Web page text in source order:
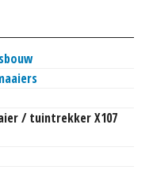
/ tuintrekker X107